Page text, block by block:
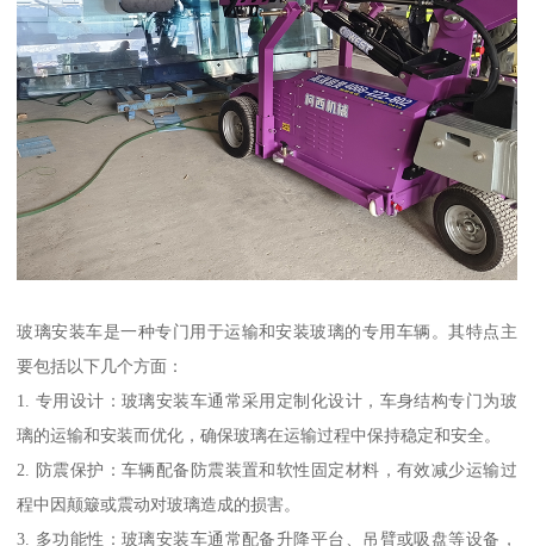
玻璃安装车是一种专门用于运输和安装玻璃的专用车辆。其特点主
要包括以下几个方面：
1. 专用设计：玻璃安装车通常采用定制化设计，车身结构专门为玻
璃的运输和安装而优化，确保玻璃在运输过程中保持稳定和安全。
2. 防震保护：车辆配备防震装置和软性固定材料，有效减少运输过
程中因颠簸或震动对玻璃造成的损害。
3. 多功能性：玻璃安装车通常配备升降平台、吊臂或吸盘等设备，